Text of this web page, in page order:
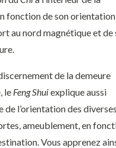
fonction de son orientation
au nord magnétique et de
de la demeure
le Feng Shuiexplique aussi
de l’orientation des diverses
ameublement, en
Vous apprenez